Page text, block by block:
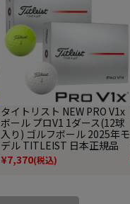
タイトリスト NEW PRO V1x
ボール プロV1 1ダース(12球
入り) ゴルフボール 2025年モ
デル TITLEIST 日本正規品
¥7,370(税込)